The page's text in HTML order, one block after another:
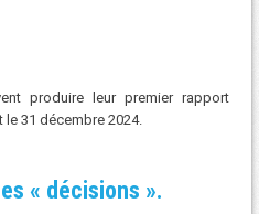
produire leur premier rapport
31 décembre 2024.
« décisions ».